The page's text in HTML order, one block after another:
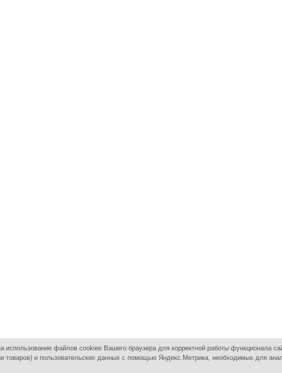
промышленным оборудованием Контакты Карта сайта
использование файлов cookies Вашего браузера для корректной работы функционала
товаров) и пользовательских данных с помощью Яндекс.Метрика, необходимых для